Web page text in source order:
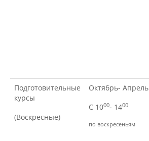
Стипендии и меры поддержки
обучающихся
Платные образовательные услуги
Подготовительные
курсы
(Воскресные)
Октябрь- Апрель
С 1000- 1400
по воскресеньям